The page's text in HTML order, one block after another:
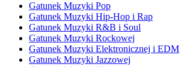
Gatunek Muzyki Pop
Gatunek Muzyki Hip-Hop i Rap
Gatunek Muzyki R&B i Soul
Gatunek Muzyki Rockowej
Gatunek Muzyki Elektronicznej i EDM
Gatunek Muzyki Jazzowej